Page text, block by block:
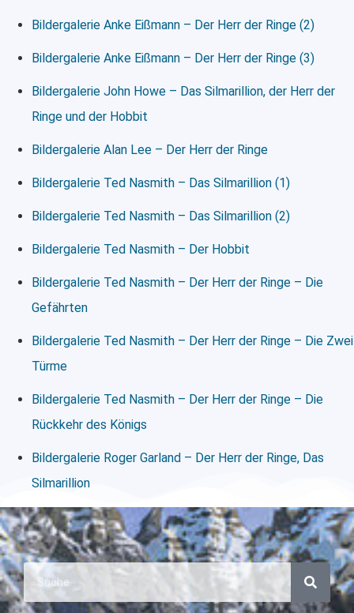
Bildergalerie Anke Eißmann – Der Herr der Ringe (2)
Bildergalerie Anke Eißmann – Der Herr der Ringe (3)
Bildergalerie John Howe – Das Silmarillion, der Herr der
Ringe und der Hobbit
Bildergalerie Alan Lee – Der Herr der Ringe
Bildergalerie Ted Nasmith – Das Silmarillion (1)
Bildergalerie Ted Nasmith – Das Silmarillion (2)
Bildergalerie Ted Nasmith – Der Hobbit
Bildergalerie Ted Nasmith – Der Herr der Ringe – Die
Gefährten
Bildergalerie Ted Nasmith – Der Herr der Ringe – Die Zwei
Türme
Bildergalerie Ted Nasmith – Der Herr der Ringe – Die
Rückkehr des Königs
Bildergalerie Roger Garland – Der Herr der Ringe, Das
Silmarillion